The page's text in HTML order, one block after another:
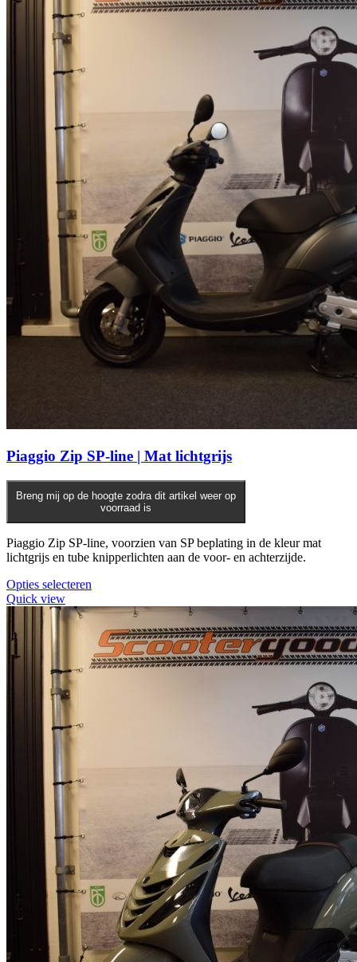
Piaggio Zip SP-line | Mat lichtgrijs
Breng mij op de hoogte zodra dit artikel weer op
voorraad is
Piaggio Zip SP-line, voorzien van SP beplating in de kleur mat
lichtgrijs en tube knipperlichten aan de voor- en achterzijde.
Opties selecteren
Quick view